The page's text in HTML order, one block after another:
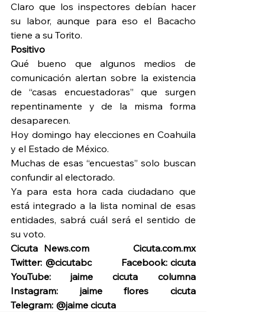
Claro que los inspectores debían hacer
su labor, aunque para eso el Bacacho
tiene a su Torito.
Positivo
Qué bueno que algunos medios de
comunicación alertan sobre la existencia
de “casas encuestadoras” que surgen
repentinamente y de la misma forma
desaparecen.
Hoy domingo hay elecciones en Coahuila
y el Estado de México.
Muchas de esas “encuestas” solo buscan
confundir al electorado.
Ya para esta hora cada ciudadano que
está integrado a la lista nominal de esas
entidades, sabrá cuál será el sentido de
su voto.
Cicuta News.com       Cicuta.com.mx
Twitter: @cicutabc           Facebook: cicuta
YouTube: jaime cicuta columna
Instagram: jaime flores cicuta
Telegram: @jaime cicuta